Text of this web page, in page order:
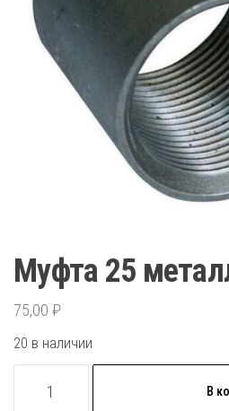
Муфта 25
75,00 ₽
20 в наличии
товара
В